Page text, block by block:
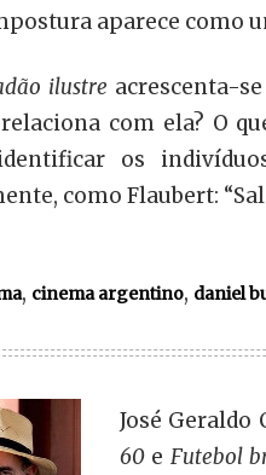
aparece como
ilustre acrescenta-
com ela? O
os
como Flaubert:
, cinema argentino, daniel
José
60 e Futebol